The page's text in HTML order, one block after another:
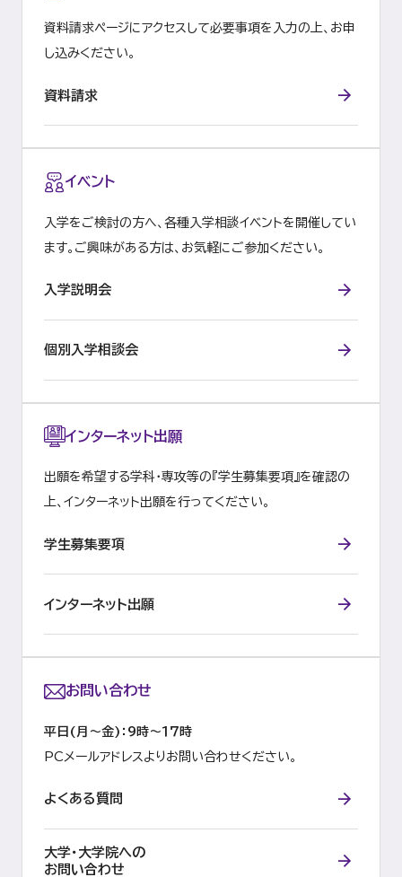
資料請求ページにアクセスして必要事項を入力の上、お申
し込みください。
資料請求
イベント
入学をご検討の方へ、各種入学相談イベントを開催してい
ます。ご興味がある方は、お気軽にご参加ください。
入学説明会
個別入学相談会
インターネット出願
出願を希望する学科・専攻等の『学生募集要項』を確認の
上、インターネット出願を行ってください。
学生募集要項
インターネット出願
お問い合わせ
平日(月～金)：9時～１７時
PCメールアドレスよりお問い合わせください。
よくある質問
大学・大学院への
お問い合わせ